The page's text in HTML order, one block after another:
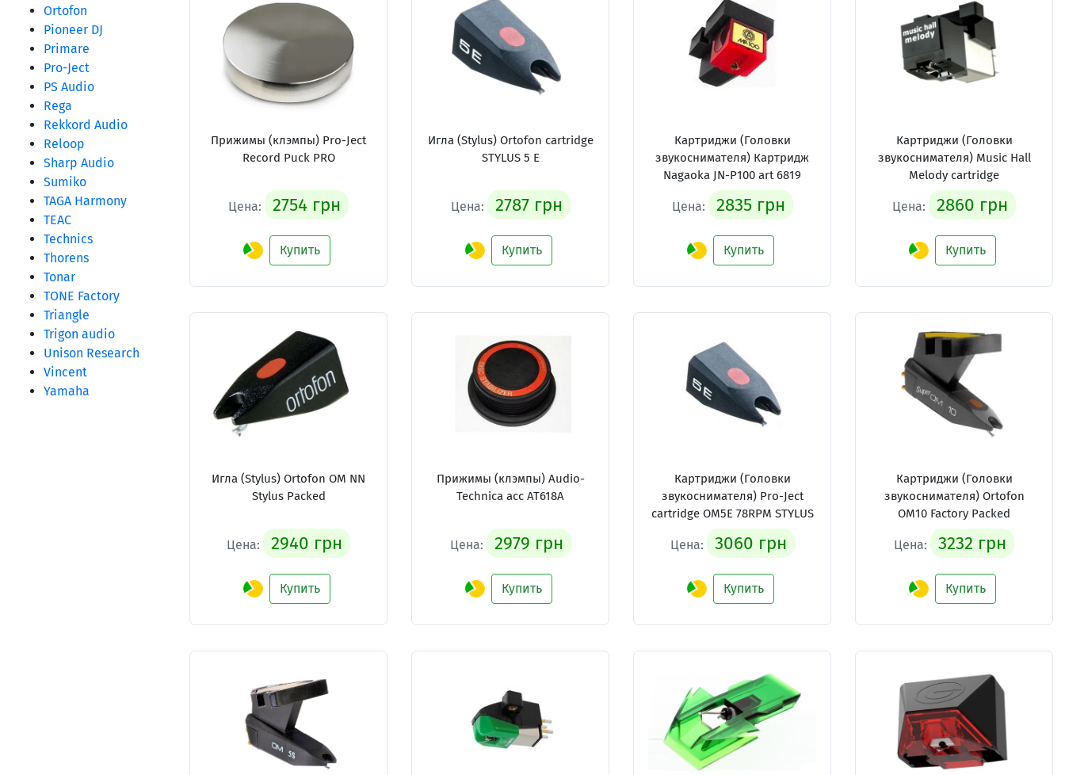
Ortofon
Pioneer DJ
Primare
Pro-Ject
PS Audio
Rega
Rekkord Audio
Reloop
Sharp Audio
Sumiko
TAGA Harmony
TEAC
Technics
Thorens
Tonar
TONE Factory
Triangle
Trigon audio
Unison Research
Vincent
Yamaha
Прижимы (клэмпы) Pro-Ject
Record Puck PRO
Цена: 2754 грн
Купить
Игла (Stylus) Ortofon cartridge
STYLUS 5 E
Цена: 2787 грн
Купить
Картриджи (Головки
звукоснимателя) Картридж
Nagaoka JN-P100 art 6819
Цена: 2835 грн
Купить
Картриджи (Головки
звукоснимателя) Music Hall
Melody cartridge
Цена: 2860 грн
Купить
Игла (Stylus) Ortofon OM NN
Stylus Packed
Цена: 2940 грн
Купить
Прижимы (клэмпы) Audio-
Technica acc AT618A
Цена: 2979 грн
Купить
Картриджи (Головки
звукоснимателя) Pro-Ject
cartridge OM5E 78RPM STYLUS
Цена: 3060 грн
Купить
Картриджи (Головки
звукоснимателя) Ortofon
OM10 Factory Packed
Цена: 3232 грн
Купить